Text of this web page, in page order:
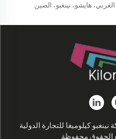
كيلوميغا للتجارة الدولية
الحقوق محفوظة